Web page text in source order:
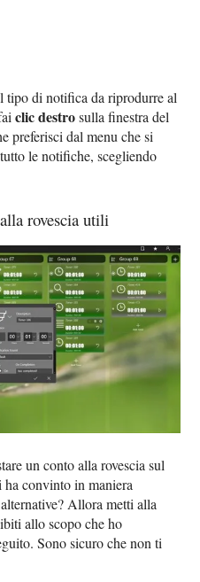
tipo di notifica da riprodurre al
clic destrosulla finestra del
preferisci dal menu che si
le notifiche, scegliendo
rovescia utili
un conto alla rovescia sul
convinto in maniera
Allora metti alla
allo scopo che ho
Sono sicuro che non ti